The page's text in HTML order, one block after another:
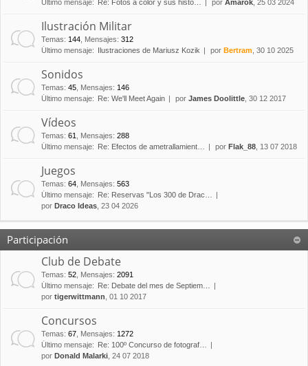
Último mensaje:
Re: Fotos a color y sus histo… por Amarok , 25 03 2024
Ilustración Militar
Temas: 144 Mensajes: 312
Último mensaje:
Ilustraciones de Mariusz Kozik por Bertram , 30 10 2025
Sonidos
Temas: 45 Mensajes: 146
Último mensaje:
Re: We'll Meet Again por James Doolittle , 30 12 2017
Vídeos
Temas: 61 Mensajes: 288
Último mensaje:
Re: Efectos de ametrallamient… por Flak_88 , 13 07 2018
Juegos
Temas: 64 Mensajes: 563
Último mensaje:
Re: Reservas "Los 300 de Drac…
por Draco Ideas , 23 04 2026
Participación
Club de Debate
Temas: 52 Mensajes: 2091
Último mensaje:
Re: Debate del mes de Septiem…
por tigerwittmann , 01 10 2017
Concursos
Temas: 67 Mensajes: 1272
Último mensaje:
Re: 100º Concurso de fotograf…
por Donald Malarki , 24 07 2018